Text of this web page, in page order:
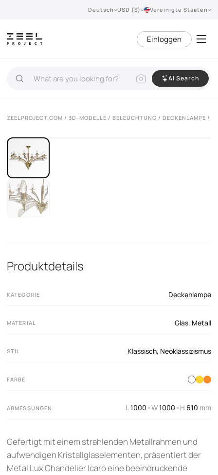
Deutsch USD ($) Vereinigte Staaten
Einloggen
AI Search
ZEELPROJECT.COM / 3D-MODELLE / BELEUCHTUNG / DECKENLAMPE /
VIEW 360°
Produktdetails
KATEGORIE Deckenlampe
MATERIAL Glas, Metall
STIL Klassisch, Neoklassizismus
FARBE
ABMESSUNGEN L1000 ×W1000 ×H 610 mm
Gefertigt mit einem strahlenden Metallrahmen und
aufwendigen Kristallglaselementen, präsentiert der
Metal Lux Chandelier Icaro eine beeindruckende